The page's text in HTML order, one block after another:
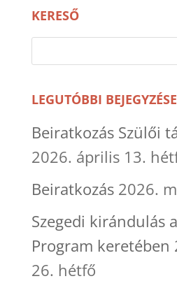
KERESŐ
LEGUTÓBBI
Beiratkozás Szülői
2026. április 13.
Beiratkozás 2026.
Szegedi kirándulás
Program keretében
26. hétfő